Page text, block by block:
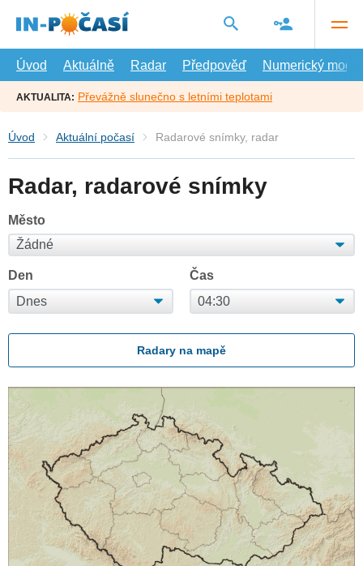
hlavní
Úvod
Aktuálně Radar Předpověď Numerický model
AKTUALITA: Převážně slunečno s letními teplotami
Úvod Aktuální počasí Radarové snímky, radar
Radar, radarové snímky
Město
Den Čas
Radary na mapě